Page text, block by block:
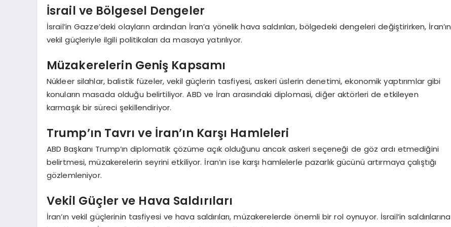
İsrail ve Bölgesel Dengeler
İsrail’in Gazze’deki olayların ardından İran’a yönelik hava saldırıları, bölgedeki dengeleri değiştirirken, İran’ın
vekil güçleriyle ilgili politikaları da masaya yatırılıyor.
Müzakerelerin Geniş Kapsamı
Nükleer silahlar, balistik füzeler, vekil güçlerin tasfiyesi, askeri üslerin denetimi, ekonomik yaptırımlar gibi
konuların masada olduğu belirtiliyor. ABD ve İran arasındaki diplomasi, diğer aktörleri de etkileyen
karmaşık bir süreci şekillendiriyor.
Trump’ın Tavrı ve İran’ın Karşı Hamleleri
ABD Başkanı Trump’ın diplomatik çözüme açık olduğunu ancak askeri seçeneği de göz ardı etmediğini
belirtmesi, müzakerelerin seyrini etkiliyor. İran’ın ise karşı hamlelerle pazarlık gücünü artırmaya çalıştığı
gözlemleniyor.
Vekil Güçler ve Hava Saldırıları
İran’ın vekil güçlerinin tasfiyesi ve hava saldırıları, müzakerelerde önemli bir rol oynuyor. İsrail’in saldırılarına